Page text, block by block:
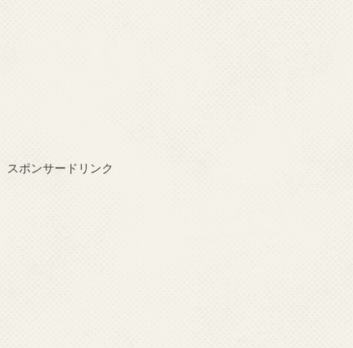
スポンサードリンク